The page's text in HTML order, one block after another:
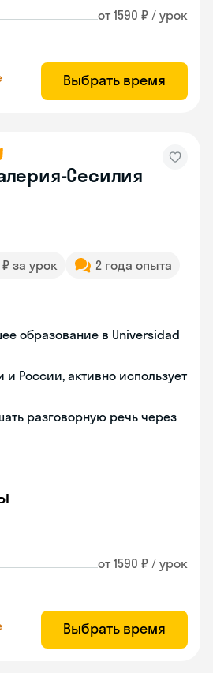
от 1590 ₽ / урок
Выбрать время
Сесилия
₽ за урок 2 года опыта
образование в Universidad
России, активно использует
разговорную речь через
от 1590 ₽ / урок
Выбрать время